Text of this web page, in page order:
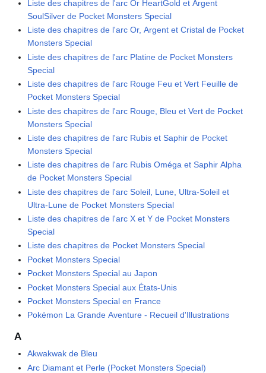
Liste des chapitres de l'arc Or HeartGold et Argent
SoulSilver de Pocket Monsters Special
Liste des chapitres de l'arc Or, Argent et Cristal de Pocket
Monsters Special
Liste des chapitres de l'arc Platine de Pocket Monsters
Special
Liste des chapitres de l'arc Rouge Feu et Vert Feuille de
Pocket Monsters Special
Liste des chapitres de l'arc Rouge, Bleu et Vert de Pocket
Monsters Special
Liste des chapitres de l'arc Rubis et Saphir de Pocket
Monsters Special
Liste des chapitres de l'arc Rubis Oméga et Saphir Alpha
de Pocket Monsters Special
Liste des chapitres de l'arc Soleil, Lune, Ultra-Soleil et
Ultra-Lune de Pocket Monsters Special
Liste des chapitres de l'arc X et Y de Pocket Monsters
Special
Liste des chapitres de Pocket Monsters Special
Pocket Monsters Special
Pocket Monsters Special au Japon
Pocket Monsters Special aux États-Unis
Pocket Monsters Special en France
Pokémon La Grande Aventure - Recueil d'Illustrations
A
Akwakwak de Bleu
Arc Diamant et Perle (Pocket Monsters Special)